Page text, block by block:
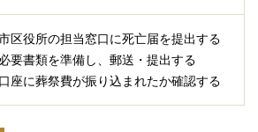
区役所の担当窓口に死亡届を提出する
要書類を準備し、郵送・提出する
座に葬祭費が振り込まれたか確認する